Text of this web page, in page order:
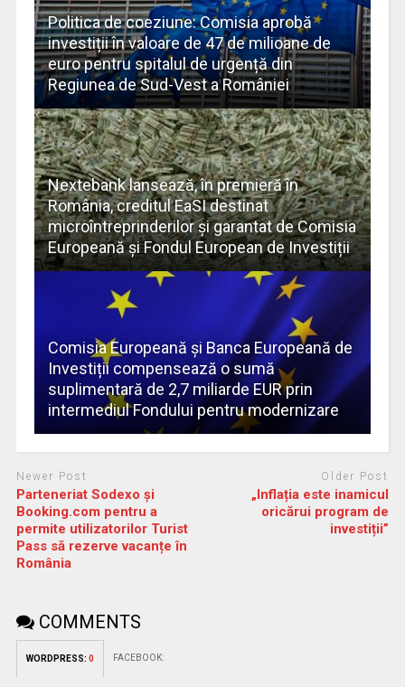
Politica de coeziune: Comisia aprobă
investiții în valoare de 47 de milioane de
euro pentru spitalul de urgență din
Regiunea de Sud-Vest a României
Nextebank lansează, în premieră în
România, creditul EaSI destinat
microîntreprinderilor și garantat de Comisia
Europeană și Fondul European de Investiții
Comisia Europeană și Banca Europeană de
Investiții compensează o sumă
suplimentară de 2,7 miliarde EUR prin
intermediul Fondului pentru modernizare
Newer Post
Parteneriat Sodexo și
Booking.com pentru a
permite utilizatorilor Turist
Pass să rezerve vacanțe în
România
Older Post
„Inflația este inamicul
oricărui program de
investiții”
COMMENTS
WORDPRESS: 0 FACEBOOK: